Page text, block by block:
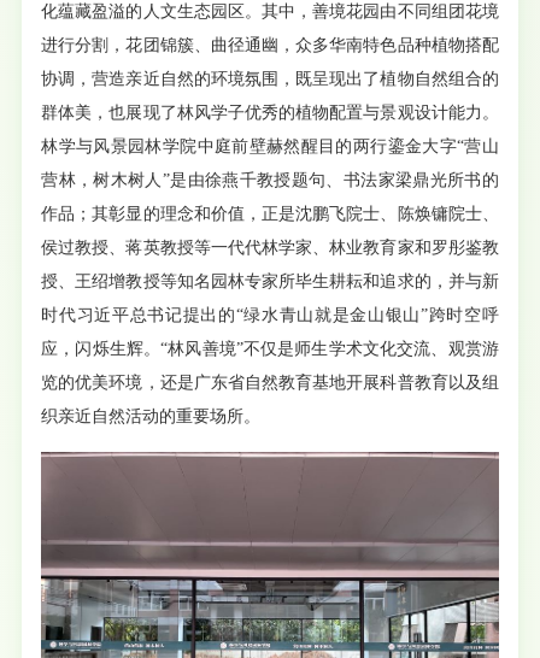
化蕴藏盈溢的人文生态园区。其中，善境花园由不同组团花境
进行分割，花团锦簇、曲径通幽，众多华南特色品种植物搭配
协调，营造亲近自然的环境氛围，既呈现出了植物自然组合的
群体美，也展现了林风学子优秀的植物配置与景观设计能力。
林学与风景园林学院中庭前壁赫然醒目的两行鎏金大字“营山
营林，树木树人”是由徐燕千教授题句、书法家梁鼎光所书的
作品；其彰显的理念和价值，正是沈鹏飞院士、陈焕镛院士、
侯过教授、蒋英教授等一代代林学家、林业教育家和罗彤鉴教
授、王绍增教授等知名园林专家所毕生耕耘和追求的，并与新
时代习近平总书记提出的“绿水青山就是金山银山”跨时空呼
应，闪烁生辉。“林风善境”不仅是师生学术文化交流、观赏游
览的优美环境，还是广东省自然教育基地开展科普教育以及组
织亲近自然活动的重要场所。